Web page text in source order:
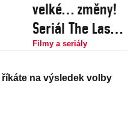
velké… změny!
Seriál The Last
of Us nešetří
nám láme srdce
Filmy a seriály
na výsledek volby